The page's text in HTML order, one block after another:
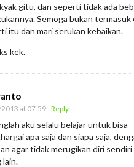
gitu, dan seperti tidak ada
Semoga bukan termasuk
itu dan mari serukan kebaikan.
kek.
at 07:59- Reply
aku selalu belajar untuk bisa
apa saja dan siapa saja,
agar tidak merugikan diri sendiri
lain.